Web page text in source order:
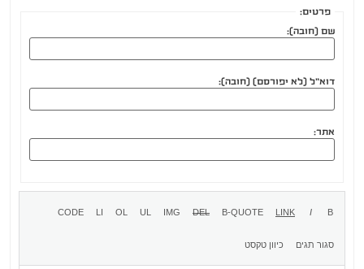
פרטים:
שם (חובה):
דוא"ל (לא יפורסם) (חובה):
אתר: